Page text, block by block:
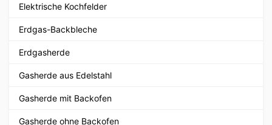
Elektrische Kochfelder
Erdgas-Backbleche
Erdgasherde
Gasherde aus Edelstahl
Gasherde mit Backofen
Gasherde ohne Backofen